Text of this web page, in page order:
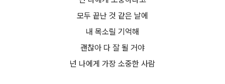
모두 끝난 것 같은 날에
내 목소릴 기억해
괜찮아 다 잘 될 거야
넌 나에게 가장 소중한 사람